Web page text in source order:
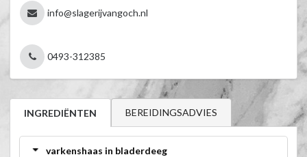
info@slagerijvangoch.nl
0493-312385
INGREDIËNTEN BEREIDINGSADVIES
varkenshaas in bladerdeeg